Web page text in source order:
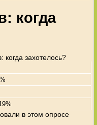
когда
когда захотелось?
в этом опросе